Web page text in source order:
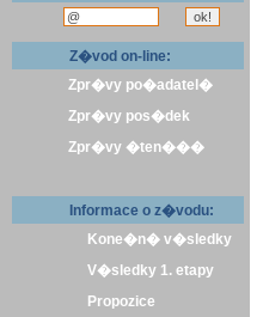
Z�vod on-line:
Zpr�vy po�adatel�
Zpr�vy pos�dek
Zpr�vy �ten���
Informace o z�vodu:
Kone�n� v�sledky
V�sledky 1. etapy
Propozice